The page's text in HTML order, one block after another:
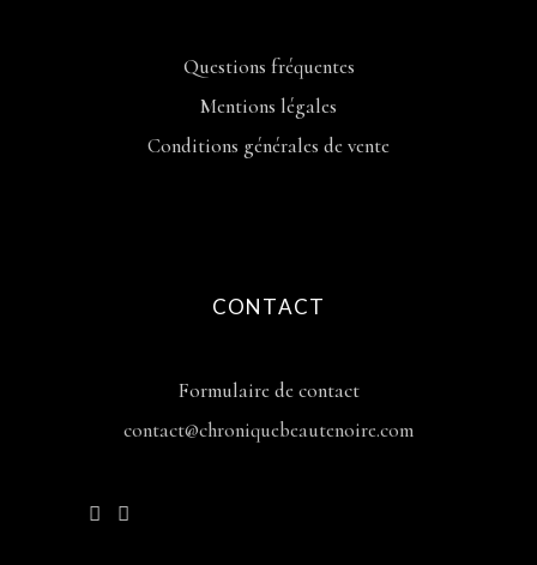
Questions fréquentes
Mentions légales
Conditions générales de vente
CONTACT
Formulaire de contact
contact@chroniquebeautenoire.com